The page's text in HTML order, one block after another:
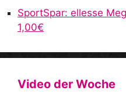
SportSpar: ellesse
1,00€
Video der Woche